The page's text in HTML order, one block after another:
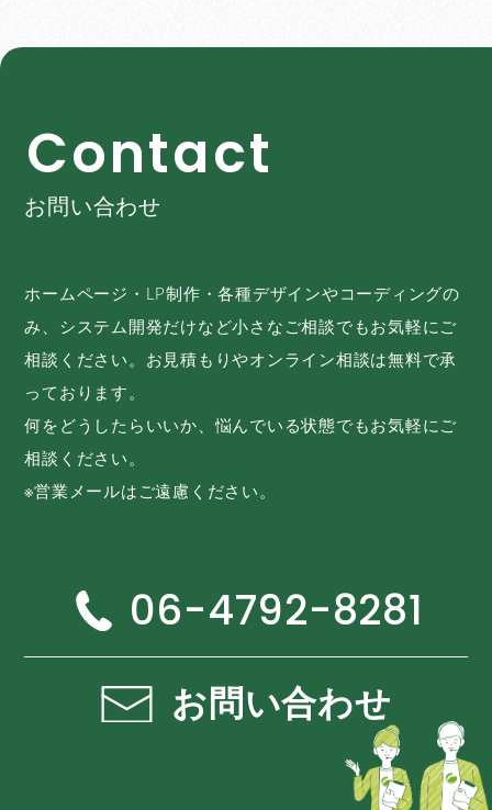
Contact
お問い合わせ
ホームページ・LP制作・各種デザインやコーディングの
み、システム開発だけなど小さなご相談でもお気軽にご
相談ください。お見積もりやオンライン相談は無料で承
っております。
何をどうしたらいいか、悩んでいる状態でもお気軽にご
相談ください。
※営業メールはご遠慮ください。
06-4792-8281
お問い合わせ